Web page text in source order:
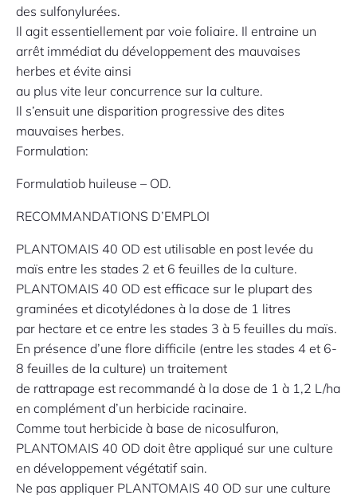
des sulfonylurées.
Il agit essentiellement par voie foliaire. Il entraine un
arrêt immédiat du développement des mauvaises
herbes et évite ainsi
au plus vite leur concurrence sur la culture.
Il s’ensuit une disparition progressive des dites
mauvaises herbes.
Formulation:
Formulatiob huileuse – OD.
RECOMMANDATIONS D’EMPLOI
PLANTOMAIS 40 OD est utilisable en post levée du
maïs entre les stades 2 et 6 feuilles de la culture.
PLANTOMAIS 40 OD est efficace sur le plupart des
graminées et dicotylédones à la dose de 1 litres
par hectare et ce entre les stades 3 à 5 feuilles du maïs.
En présence d’une flore difficile (entre les stades 4 et 6-
8 feuilles de la culture) un traitement
de rattrapage est recommandé à la dose de 1 à 1,2 L/ha
en complément d’un herbicide racinaire.
Comme tout herbicide à base de nicosulfuron,
PLANTOMAIS 40 OD doit être appliqué sur une culture
en développement végétatif sain.
Ne pas appliquer PLANTOMAIS 40 OD sur une culture